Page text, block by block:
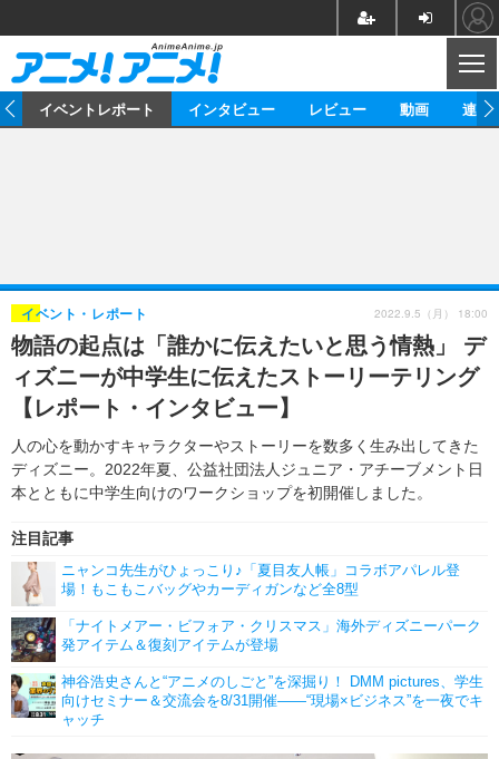
ゲーム グッズ
イベント 海外
海外イベント ビジネス
俳優・タレント アーティスト
ビジネス
アニメ 実写
書評 イベント
ゲーム 座談会
動画
アニメ
アニメ！アニメ！TV ABEMA Cafe
連載・コラム
イベントレポート インタビュー レビュー 動画 連載
物語の起点は「誰かに伝えたいと思う情熱」 デ
ィズニーが中学生に伝えたストーリーテリング
【レポート・インタビュー】
人の心を動かすキャラクターやストーリーを数多く生み出してきた
ディズニー。2022年夏、公益社団法人ジュニア・アチーブメント日
本とともに中学生向けのワークショップを初開催しました。
イベント・レポート
注目記事
ニャンコ先生がひょっこり♪「夏目友人帳」コラボアパレル登
場！もこもこバッグやカーディガンなど全8型
「ナイトメアー・ビフォア・クリスマス」海外ディズニーパーク
発アイテム＆復刻アイテムが登場
神谷浩史さんと“アニメのしごと”を深掘り！ DMM pictures、学生
向けセミナー＆交流会を8/31開催――“現場×ビジネス”を一夜でキ
ャッチ
2022.9.5（月） 18:00